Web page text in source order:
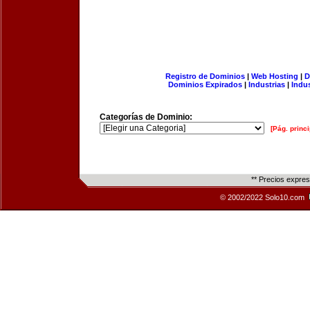
Registro de Dominios| Web Hosting |
Dominios Expirados | Industrias |
Categorías de Dominio:
[Pág.
** Precios
© 2002/2022 Solo10.com